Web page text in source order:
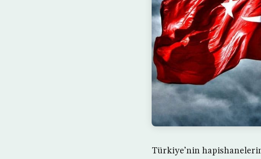
Türkiye’nin